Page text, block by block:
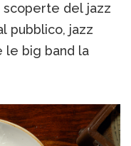
scoperte del jazz
pubblico, jazz
le big band la